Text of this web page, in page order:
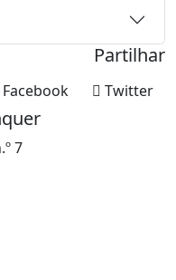
Partilhar
Twitter
Facebook
7